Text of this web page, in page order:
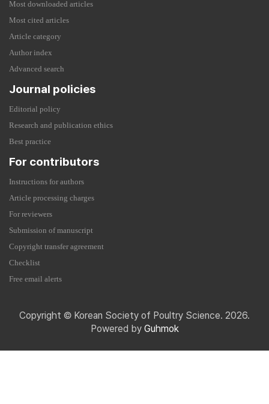
Most downloaded articles
Most cited articles
Article category
Author index
Advanced search
Journal policies
Editorial policy
Research and publication ethics
Best practice
For contributors
Instructions for authors
Article processing charges
For reviewers
Submission of manuscript
Copyright transfer agreement
Checklist
Free email alerts
Copyright © Korean Society of Poultry Science. 2026.
Powered by Guhmok